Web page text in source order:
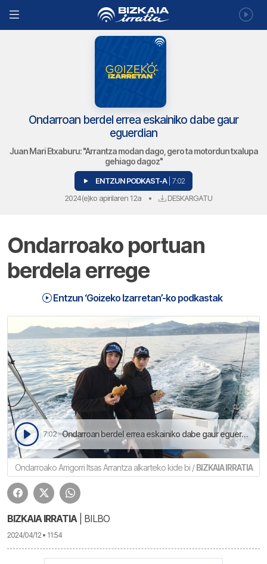
Ondarroan berdel errea eskainiko dabe gaur
eguerdian
Juan Mari Etxaburu: "Arrantza modan dago, gero ta motordun txalupa
gehiago dagoz"
ENTZUN PODKAST-A | 7:02
2024(e)ko apirilaren 12a • DESKARGATU
Ondarroako portuan
berdela errege
Entzun ‘Goizeko Izarretan’-ko podkastak
7:02 Ondarroan berdel errea eskainiko dabe gaur eguerdian | Goizeko Izarretan
Ondarroako Arrigorri Itsas Arrantza alkarteko kide bi /BIZKAIA IRRATIA
BIZKAIA IRRATIA| BILBO
2024/04/12 • 11:54